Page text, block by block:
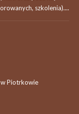
szkolenia)....
Piotrkowie